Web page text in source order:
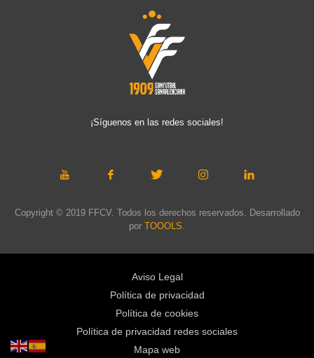
¡Síguenos en las redes sociales!
Copyright © 2019 FFCV. Todos los derechos reservados. Desarrollado
por TOOOLS
Aviso Legal
Política de privacidad
Política de cookies
Política de privacidad redes sociales
Mapa web